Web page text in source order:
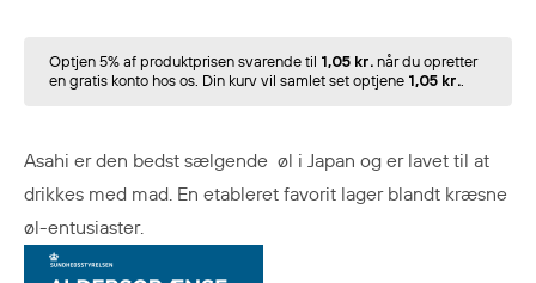
Optjen 5% af produktprisen svarende til 1,05 kr. når du opretter
en gratis konto hos os. Din kurv vil samlet set optjene 1,05 kr..
Asahi er den bedst sælgende øl i Japan og er lavet til at
drikkes med mad. En etableret favorit lager blandt kræsne
øl-entusiaster.